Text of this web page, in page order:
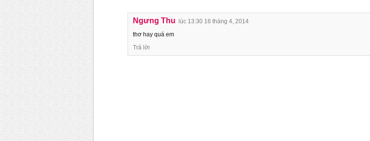
Ngưng Thu
lúc 13:30 16 tháng 4, 2014
thơ hay quá em
Trả lời